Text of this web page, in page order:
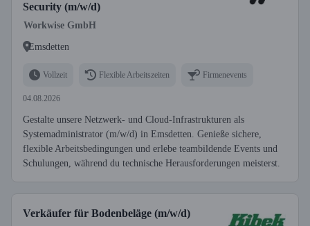
Security (m/w/d)
Workwise GmbH
Emsdetten
Vollzeit Flexible Arbeitszeiten Firmenevents
04.08.2026
Gestalte unsere Netzwerk- und Cloud-Infrastrukturen als
Systemadministrator (m/w/d) in Emsdetten. Genieße sichere,
flexible Arbeitsbedingungen und erlebe teambildende Events und
Schulungen, während du technische Herausforderungen meisterst.
Verkäufer für Bodenbeläge (m/w/d)